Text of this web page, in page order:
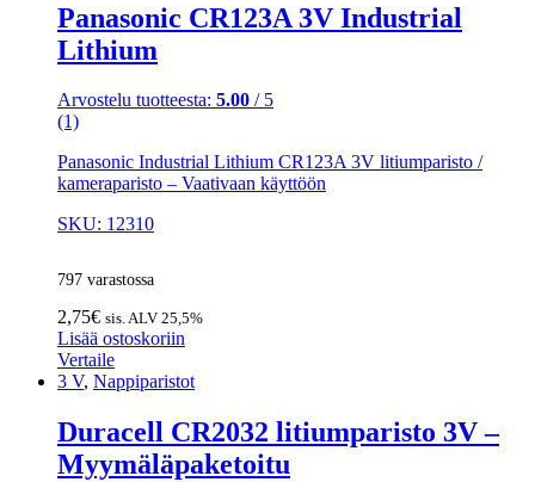
Panasonic CR123A 3V Industrial
Lithium
Arvostelu tuotteesta: 5.00 / 5
(1)
Panasonic Industrial Lithium CR123A 3V litiumparisto /
kameraparisto – Vaativaan käyttöön
SKU: 12310
797 varastossa
2,75€ sis. ALV 25,5%
Lisää ostoskoriin
Vertaile
3 V, Nappiparistot
Duracell CR2032 litiumparisto 3V –
Myymäläpaketoitu